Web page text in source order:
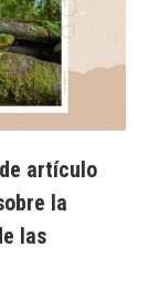
artículo
la
las